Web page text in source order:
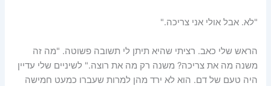
"לא. אבל אולי אני צריכה."
הראש שלי כאב. רציתי שהיא תיתן לי תשובה פשוטה. "מה זה
משנה מה את צריכה? משנה רק מה את רוצה." לשיניים שלי עדיין
היה טעם של דם. הוא לא ירד מהן למרות שעברו כמעט חמישה